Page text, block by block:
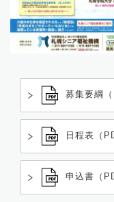
募集要綱
日程表（
申込書（